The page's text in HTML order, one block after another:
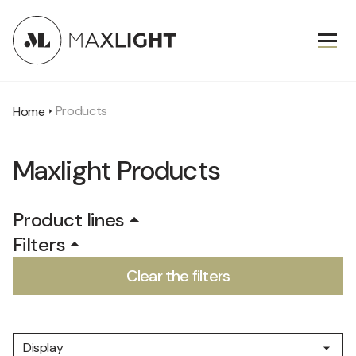
Home Products
Maxlight Products
Product lines
New
Deco
Garden
Filters
Ceiling lightsClear the filters
Display